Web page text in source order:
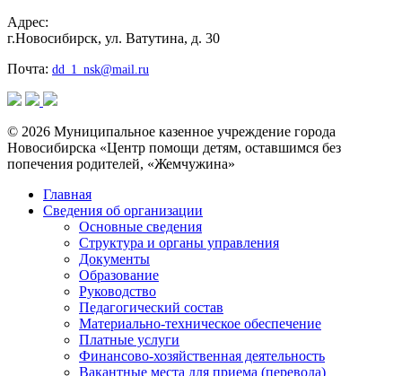
Адрес:
г.Новосибирск, ул. Ватутина, д. 30
Почта: dd_1_nsk@mail.ru
© 2026 Муниципальное казенное учреждение города
Новосибирска «Центр помощи детям, оставшимся без
попечения родителей, «Жемчужина»
Главная
Сведения об организации
Основные сведения
Структура и органы управления
Документы
Образование
Руководство
Педагогический состав
Материально-техническое обеспечение
Платные услуги
Финансово-хозяйственная деятельность
Вакантные места для приема (перевода)